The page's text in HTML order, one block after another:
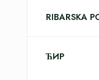
RIBARSKA
ЋИР